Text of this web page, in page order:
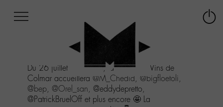
menu
Aller
au
Du 26 juillet au 4 août, la Foire Aux Vins de
Colmar accueillera @M_Chedid, @bigfloetoli,
@bep, @Orel_san, @eddydepretto,
@PatrickBruelOff et plus encore 🤩 La